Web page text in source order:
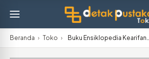
Beranda › Toko › Buku Ensiklopedia Kearifan…